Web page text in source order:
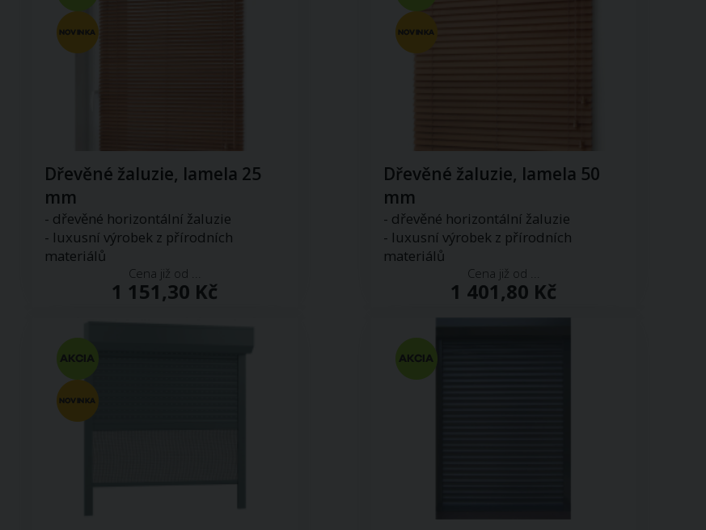
Dřevěné žaluzie, lamela 25
mm
- dřevěné horizontální žaluzie
- luxusní výrobek z přírodních
materiálů
Cena již od ...
1 151,30 Kč
Dřevěné žaluzie, lamela 50
mm
- dřevěné horizontální žaluzie
- luxusní výrobek z přírodních
materiálů
Cena již od ...
1 401,80 Kč